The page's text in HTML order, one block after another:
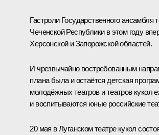
Гастроли Государственного ансамбля
Чеченской Республики в этом году
Херсонской и Запорожской областей.
И чрезвычайно востребованным
плана была и остаётся детская
молодёжных театров и театров кукол
и воспитываются юные российские
20 мая в Луганском театре кукол